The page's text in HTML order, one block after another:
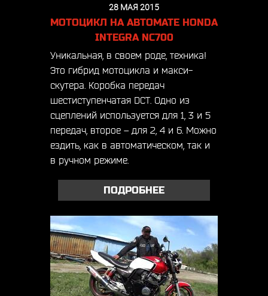
28 МАЯ 2015
МОТОЦИКЛ НА АВТОМАТЕ HONDA
INTEGRA NC700
Уникальная, в своем роде, техника!
Это гибрид мотоцикла и макси-
скутера. Коробка передач
шестиступенчатая DCT. Одно из
сцеплений используется для 1, 3 и 5
передач, второе – для 2, 4 и 6. Можно
ездить, как в автоматическом, так и
в ручном режиме.
ПОДРОБНЕЕ